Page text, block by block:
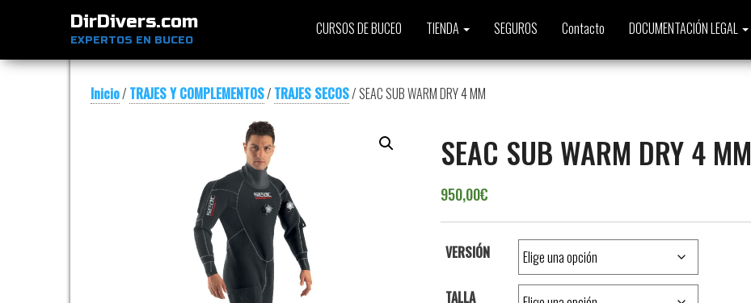
DirDivers.com
EXPERTOS EN BUCEO
CURSOS DE BUCEO TIENDA SEGUROS Contacto DOCUMENTACIÓN LEGAL
Inicio/ TRAJES Y COMPLEMENTOS/ TRAJES SECOS/ SEAC SUB WARM DRY 4 MM
SEAC SUB WARM DRY 4 MM
950,00€
VERSIÓN
TALLA